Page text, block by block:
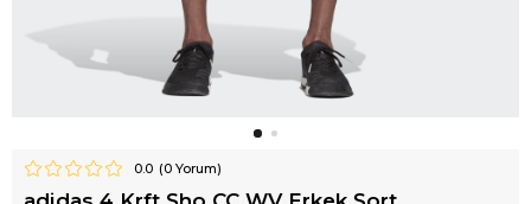
0.0 (0Yorum)